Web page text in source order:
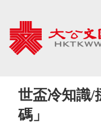
世盃冷知識/
碼」